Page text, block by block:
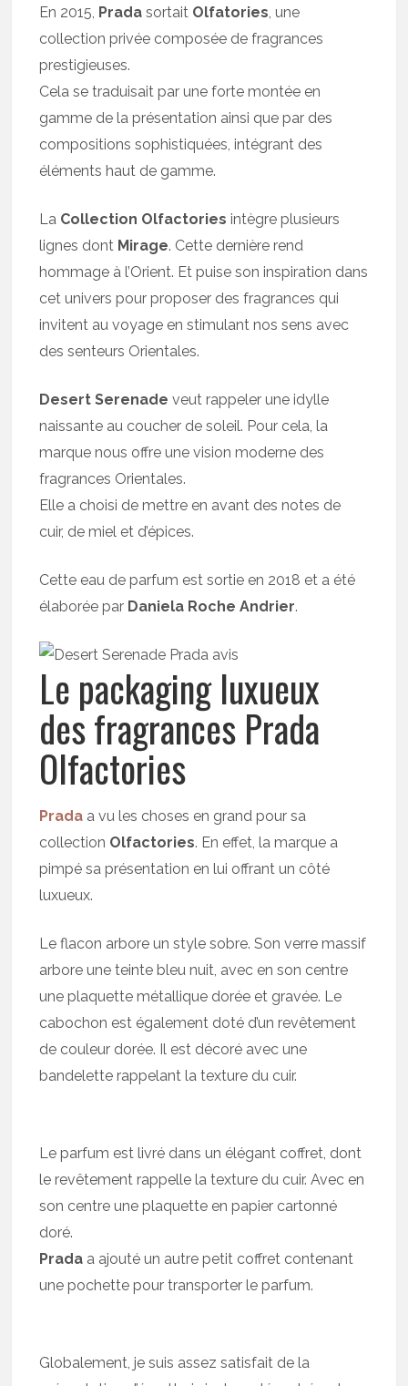
En 2015, Prada sortait Olfatories, une
collection privée composée de fragrances
prestigieuses.
Cela se traduisait par une forte montée en
gamme de la présentation ainsi que par des
compositions sophistiquées, intégrant des
éléments haut de gamme.
La Collection Olfactories intègre plusieurs
lignes dont Mirage. Cette dernière rend
hommage à l’Orient. Et puise son inspiration dans
cet univers pour proposer des fragrances qui
invitent au voyage en stimulant nos sens avec
des senteurs Orientales.
Desert Serenade veut rappeler une idylle
naissante au coucher de soleil. Pour cela, la
marque nous offre une vision moderne des
fragrances Orientales.
Elle a choisi de mettre en avant des notes de
cuir, de miel et d’épices.
Cette eau de parfum est sortie en 2018 et a été
élaborée par Daniela Roche Andrier.
Le packaging luxueux
des fragrances Prada
Olfactories
Prada a vu les choses en grand pour sa
collection Olfactories. En effet, la marque a
pimpé sa présentation en lui offrant un côté
luxueux.
Le flacon arbore un style sobre. Son verre massif
arbore une teinte bleu nuit, avec en son centre
une plaquette métallique dorée et gravée. Le
cabochon est également doté d’un revêtement
de couleur dorée. Il est décoré avec une
bandelette rappelant la texture du cuir.
Le parfum est livré dans un élégant coffret, dont
le revêtement rappelle la texture du cuir. Avec en
son centre une plaquette en papier cartonné
doré.
Prada a ajouté un autre petit coffret contenant
une pochette pour transporter le parfum.
Globalement, je suis assez satisfait de la